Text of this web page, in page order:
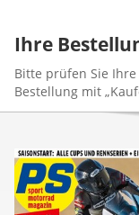
Ihre
Bitte prüfen Sie
Bestellung mit